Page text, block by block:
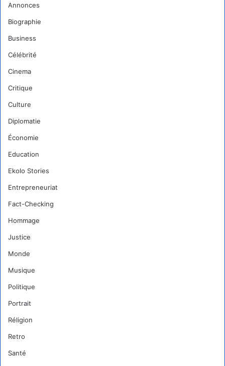
Annonces
Biographie
Business
Célébrité
Cinema
Critique
Culture
Diplomatie
Économie
Education
Ekolo Stories
Entrepreneuriat
Fact-Checking
Hommage
Justice
Monde
Musique
Politique
Portrait
Réligion
Retro
Santé